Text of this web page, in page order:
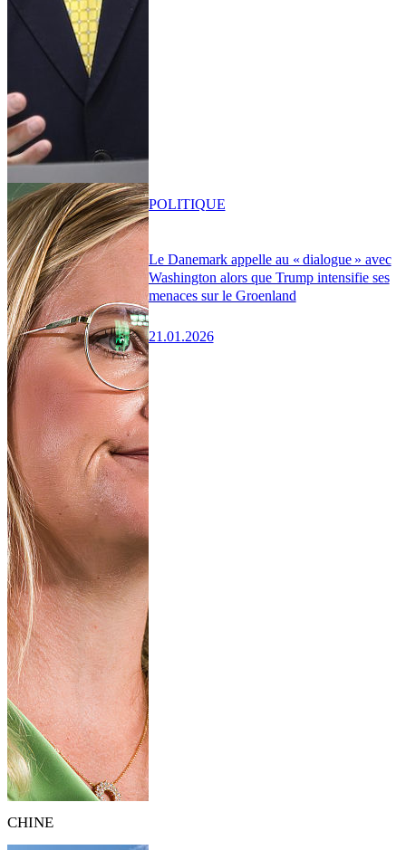
Le Danemark appelle au « dialogue » avec
Washington alors que Trump intensifie ses
menaces sur le Groenland
21.01.2026
POLITIQUE
CHINE